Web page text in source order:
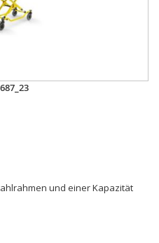
und einer Kapazität